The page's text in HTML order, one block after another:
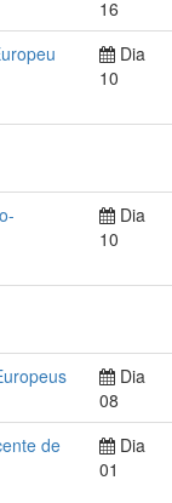
16
Dia
10
Dia
10
Dia
08
de
Dia
01